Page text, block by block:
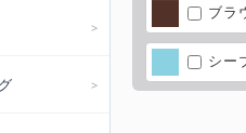
ブラ
シー